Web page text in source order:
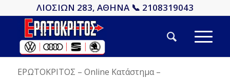
ΛΙΟΣΙΩΝ 283, ΑΘΗΝΑ 📞 2108319043
ΕΡΩΤΟΚΡΙΤΟΣ – Online Κατάστημα –